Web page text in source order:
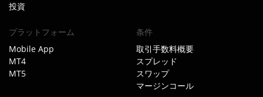
投資
プラットフォーム
Mobile App
MT4
MT5
条件
取引手数料概要
スプレッド
スワップ
マージンコール